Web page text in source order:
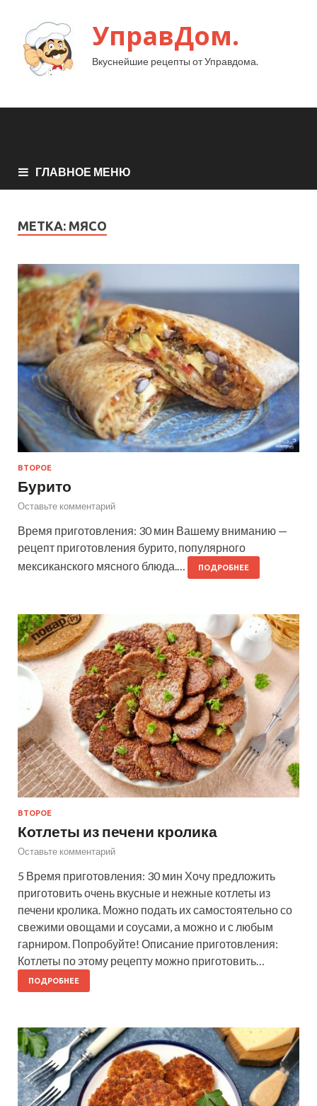
УправДом.
Вкуснейшие рецепты от Управдома.
ГЛАВНОЕ МЕНЮ
МЕТКА: МЯСО
ВТОРОЕ
Бурито
Оставьте комментарий
Время приготовления: 30 мин Вашему вниманию —
рецепт приготовления бурито, популярного
мексиканского мясного блюда.…
ПОДРОБНЕЕ
ВТОРОЕ
Котлеты из печени кролика
Оставьте комментарий
5 Время приготовления: 30 мин Хочу предложить
приготовить очень вкусные и нежные котлеты из
печени кролика. Можно подать их самостоятельно со
свежими овощами и соусами, а можно и с любым
гарниром. Попробуйте! Описание приготовления:
Котлеты по этому рецепту можно приготовить…
ПОДРОБНЕЕ